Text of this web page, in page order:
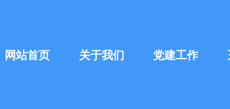
网站首页 关于我们 党建工作